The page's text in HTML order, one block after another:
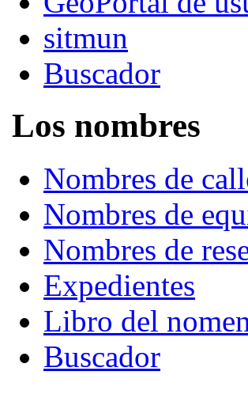
sitmun
Buscador
Los nombres
Nombres de
Nombres de
Nombres de
Expedientes
Libro del
Buscador